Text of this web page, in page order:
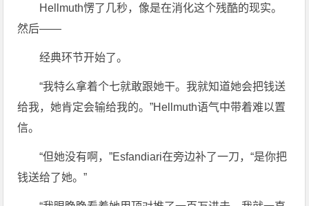
Hellmuth愣了几秒，像是在消化这个残酷的现实。
然后——
经典环节开始了。
“我特么拿着个七就敢跟她干。我就知道她会把钱送
给我，她肯定会输给我的。”Hellmuth语气中带着难以置
信。
“但她没有啊，”Esfandiari在旁边补了一刀，“是你把
钱送给了她。”